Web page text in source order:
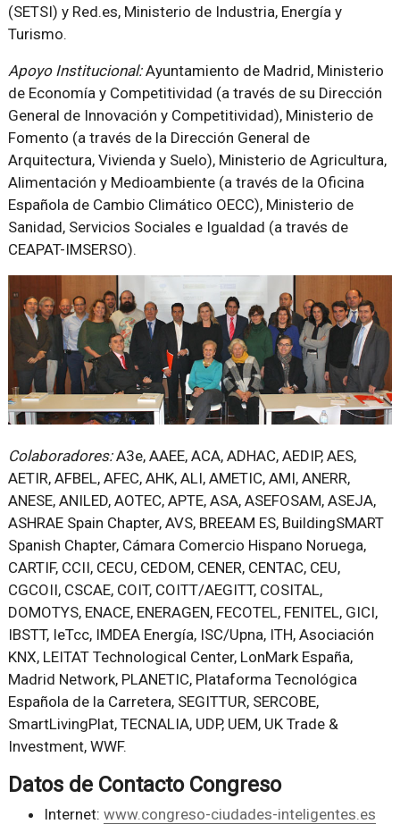
(SETSI) y Red.es, Ministerio de Industria, Energía y
Turismo.
Apoyo Institucional:Ayuntamiento de Madrid, Ministerio
de Economía y Competitividad (a través de su Dirección
General de Innovación y Competitividad), Ministerio de
Fomento (a través de la Dirección General de
Arquitectura, Vivienda y Suelo), Ministerio de Agricultura,
Alimentación y Medioambiente (a través de la Oficina
Española de Cambio Climático OECC), Ministerio de
Sanidad, Servicios Sociales e Igualdad (a través de
CEAPAT-IMSERSO).
Colaboradores:A3e, AAEE, ACA, ADHAC, AEDIP, AES,
AETIR, AFBEL, AFEC, AHK, ALI, AMETIC, AMI, ANERR,
ANESE, ANILED, AOTEC, APTE, ASA, ASEFOSAM, ASEJA,
ASHRAE Spain Chapter, AVS, BREEAM ES, BuildingSMART
Spanish Chapter, Cámara Comercio Hispano Noruega,
CARTIF, CCII, CECU, CEDOM, CENER, CENTAC, CEU,
CGCOII, CSCAE, COIT, COITT/AEGITT, COSITAL,
DOMOTYS, ENACE, ENERAGEN, FECOTEL, FENITEL, GICI,
IBSTT, IeTcc, IMDEA Energía, ISC/Upna, ITH, Asociación
KNX, LEITAT Technological Center, LonMark España,
Madrid Network, PLANETIC, Plataforma Tecnológica
Española de la Carretera, SEGITTUR, SERCOBE,
SmartLivingPlat, TECNALIA, UDP, UEM, UK Trade &
Investment, WWF.
Datos de Contacto Congreso
Internet: www.congreso-ciudades-inteligentes.es